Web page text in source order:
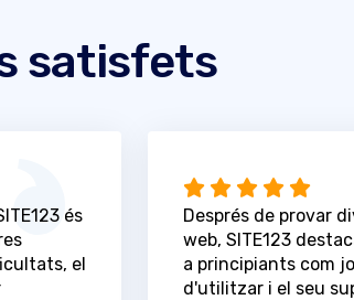
satisfets
és
el
Després de provar
web, SITE123
a principiants com
d'utilitzar i el seu